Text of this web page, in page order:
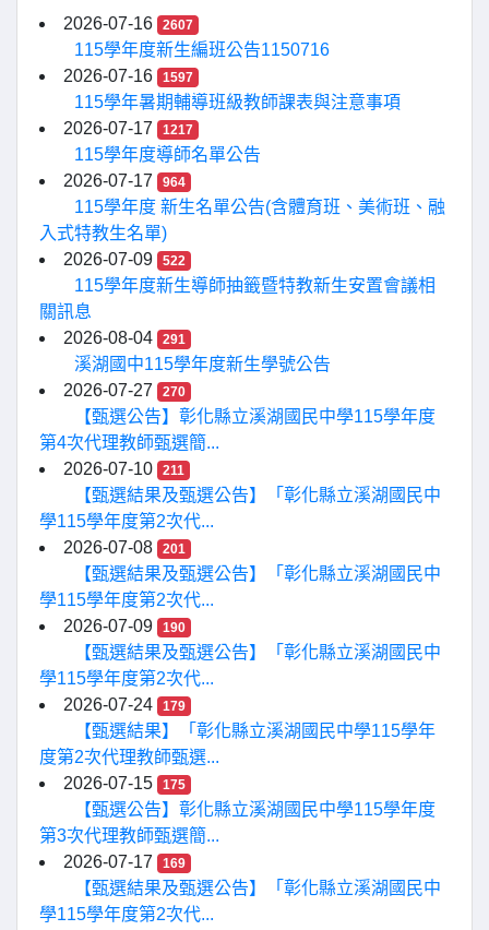
2026-07-16 2607
115學年度新生編班公告1150716
2026-07-16
1597
115學年暑期輔導班級教師課表與注意事項
2026-07-17
1217
115學年度導師名單公告
2026-07-17
964
115學年度 新生名單公告(含體育班、美術班、融
入式特教生名單)
2026-07-09
522
115學年度新生導師抽籤暨特教新生安置會議相
關訊息
2026-08-04
291
溪湖國中115學年度新生學號公告
2026-07-27
270
【甄選公告】彰化縣立溪湖國民中學115學年度
第4次代理教師甄選簡...
2026-07-10
211
【甄選結果及甄選公告】「彰化縣立溪湖國民中
學115學年度第2次代...
2026-07-08
201
【甄選結果及甄選公告】「彰化縣立溪湖國民中
學115學年度第2次代...
2026-07-09
190
【甄選結果及甄選公告】「彰化縣立溪湖國民中
學115學年度第2次代...
2026-07-24
179
【甄選結果】「彰化縣立溪湖國民中學115學年
度第2次代理教師甄選...
2026-07-15
175
【甄選公告】彰化縣立溪湖國民中學115學年度
第3次代理教師甄選簡...
2026-07-17
169
【甄選結果及甄選公告】「彰化縣立溪湖國民中
學115學年度第2次代...